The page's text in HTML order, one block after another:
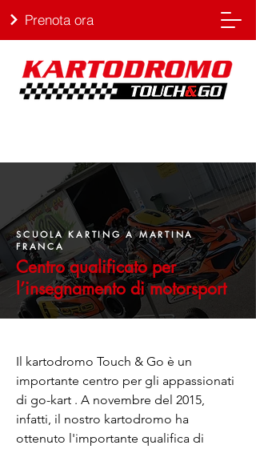
Prenota ora
SCUOLA KARTING A MARTINA
FRANCA
Centro qualificato per
l’insegnamento di motorsport
Il kartodromo Touch & Go è un
importante centro per gli appassionati
di go-kart . A novembre del 2015,
infatti, il nostro kartodromo ha
ottenuto l'importante qualifica di